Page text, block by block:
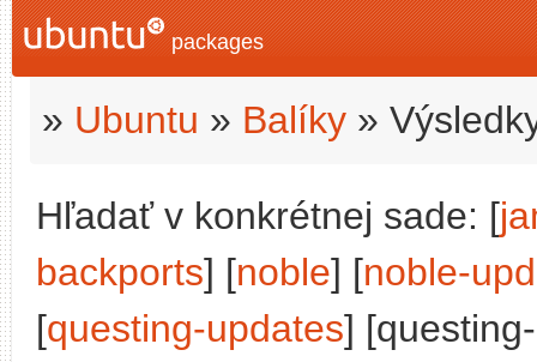
packages
» Ubuntu » Balíky »
Hľadať v konkrétnej sade: [
backports] [noble] [noble-
[questing-updates]